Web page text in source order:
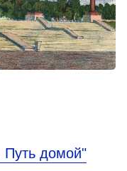
Путь домой"